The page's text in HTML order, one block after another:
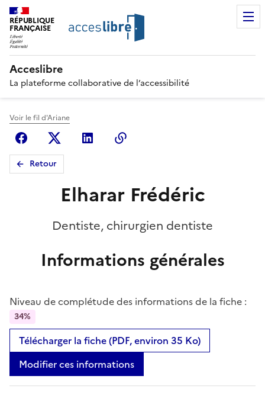
RÉPUBLIQUE
FRANÇAISE
Acceslibre
La plateforme collaborative de l’accessibilité
Voir le fil d'Ariane
FacebookX (anciennement Twitter)
Linkedin
Retour
Elharar Frédéric
Dentiste, chirurgien dentiste
Informations générales
Niveau de complétude des informations de la fiche :
34%
Télécharger la fiche (PDF, environ 35 Ko)
Modifier ces informations